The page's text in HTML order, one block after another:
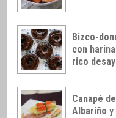
Bizco-
con
rico
Canapé
Albariño y